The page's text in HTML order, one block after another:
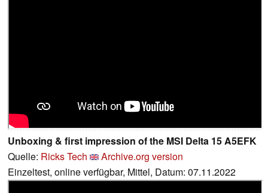
Unboxing & first impression of the MSI Delta 15 A5EFK
Quelle: Ricks Tech
Archive.org version
Einzeltest, online verfügbar, Mittel, Datum: 07.11.2022